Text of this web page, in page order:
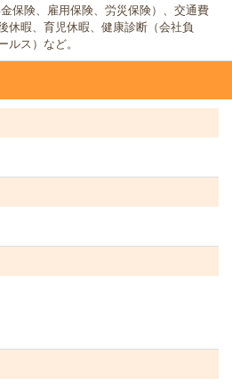
保険、雇用保険、労災保険）、交通費
休暇、育児休暇、健康診断（会社負
ス）など。